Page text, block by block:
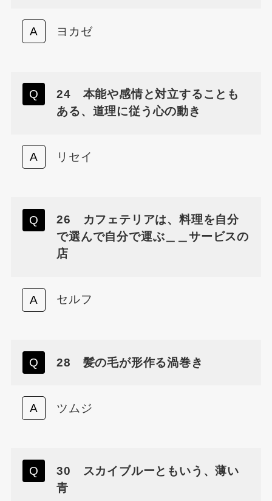
ヨカゼ
24 本能や感情と対立することも
ある、道理に従う心の動き
リセイ
26 カフェテリアは、料理を自分
で選んで自分で運ぶ＿＿サービスの
店
セルフ
28 髪の毛が形作る渦巻き
ツムジ
30 スカイブルーともいう、薄い
青